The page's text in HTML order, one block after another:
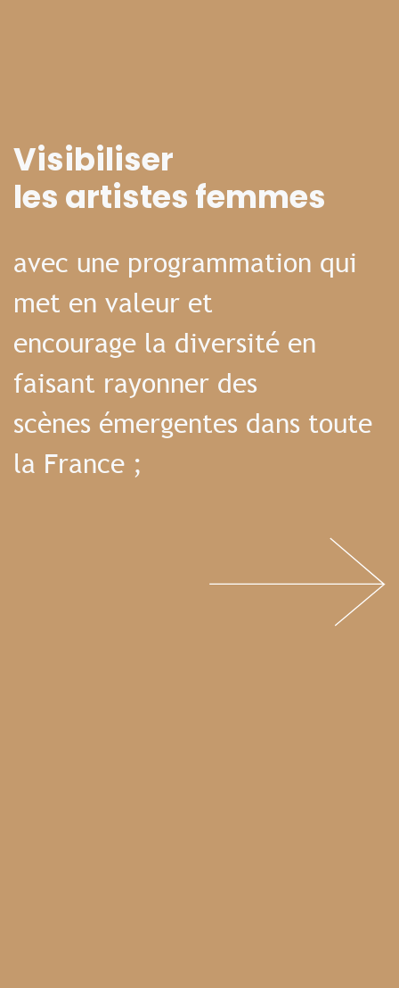
Visibiliser
les artistes femmes
avec une programmation qui
met en valeur et
encourage la diversité en
faisant rayonner des
scènes émergentes dans toute
la France ;